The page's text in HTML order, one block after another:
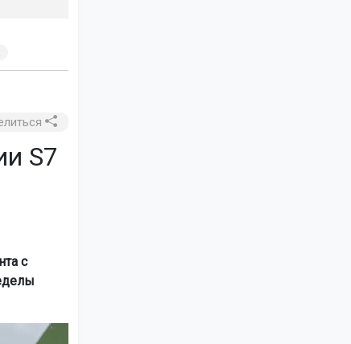
S7
с